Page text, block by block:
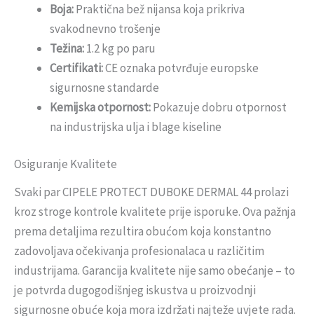
Boja:Praktična bež nijansa koja prikriva
svakodnevno trošenje
Težina:1.2 kg po paru
Certifikati:CE oznaka potvrđuje europske
sigurnosne standarde
Kemijska otpornost:Pokazuje dobru otpornost
na industrijska ulja i blage kiseline
Osiguranje Kvalitete
Svaki par CIPELE PROTECT DUBOKE DERMAL 44 prolazi
kroz stroge kontrole kvalitete prije isporuke. Ova pažnja
prema detaljima rezultira obućom koja konstantno
zadovoljava očekivanja profesionalaca u različitim
industrijama. Garancija kvalitete nije samo obećanje – to
je potvrda dugogodišnjeg iskustva u proizvodnji
sigurnosne obuće koja mora izdržati najteže uvjete rada.